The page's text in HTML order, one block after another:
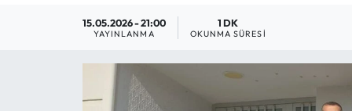
15.05.2026 - 21:00
YAYINLANMA
1 DK
OKUNMA SÜRESI
EKONOMİ
GÜNDEM
Tüm Manşetler
Haber Arşivi